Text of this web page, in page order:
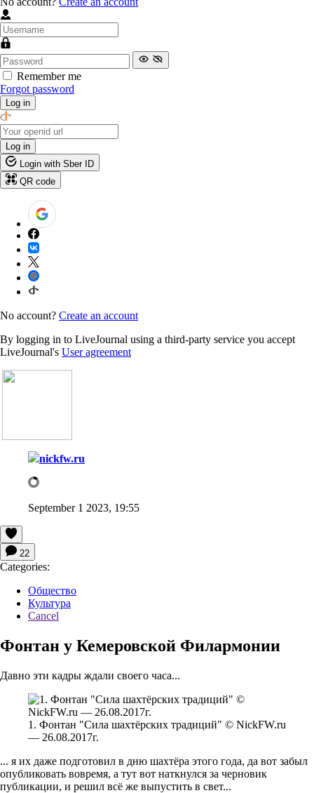
Remember me
Forgot password
Log in
Log in
Login with Sber ID
QR code
No account? Create an account
By logging in to LiveJournal using a third-party service you accept
LiveJournal's User agreement
nickfw.ru
September 1 2023, 19:55
22
Categories:
Общество
Культура
Cancel
Фонтан у Кемеровской Филармонии
Давно эти кадры ждали своего часа...
1. Фонтан "Сила шахтёрских традиций" © NickFW.ru
— 26.08.2017г.
... я их даже подготовил в дню шахтёра этого года, да вот забыл
опубликовать вовремя, а тут вот наткнулся за черновик
публикации, и решил всё же выпустить в свет...